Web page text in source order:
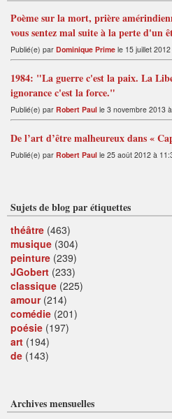
Poème sur la mort, prière
vous sentez mal suite à la perte d'un
Publié(e) par Dominique Prime le 15 juillet
1984: "La guerre c'est la paix. La
ignorance c'est la force."
Publié(e) par Robert Paul le 3 novembre 2013
De l’art d’être malheureux dans «
Publié(e) par Robert Paul le 25 août 2012 à
Sujets de blog par étiquettes
théâtre (463)
musique (304)
peinture (239)
JGobert (233)
classique (225)
amour(214)
comédie (201)
poésie (197)
art (194)
de (143)
Archives mensuelles